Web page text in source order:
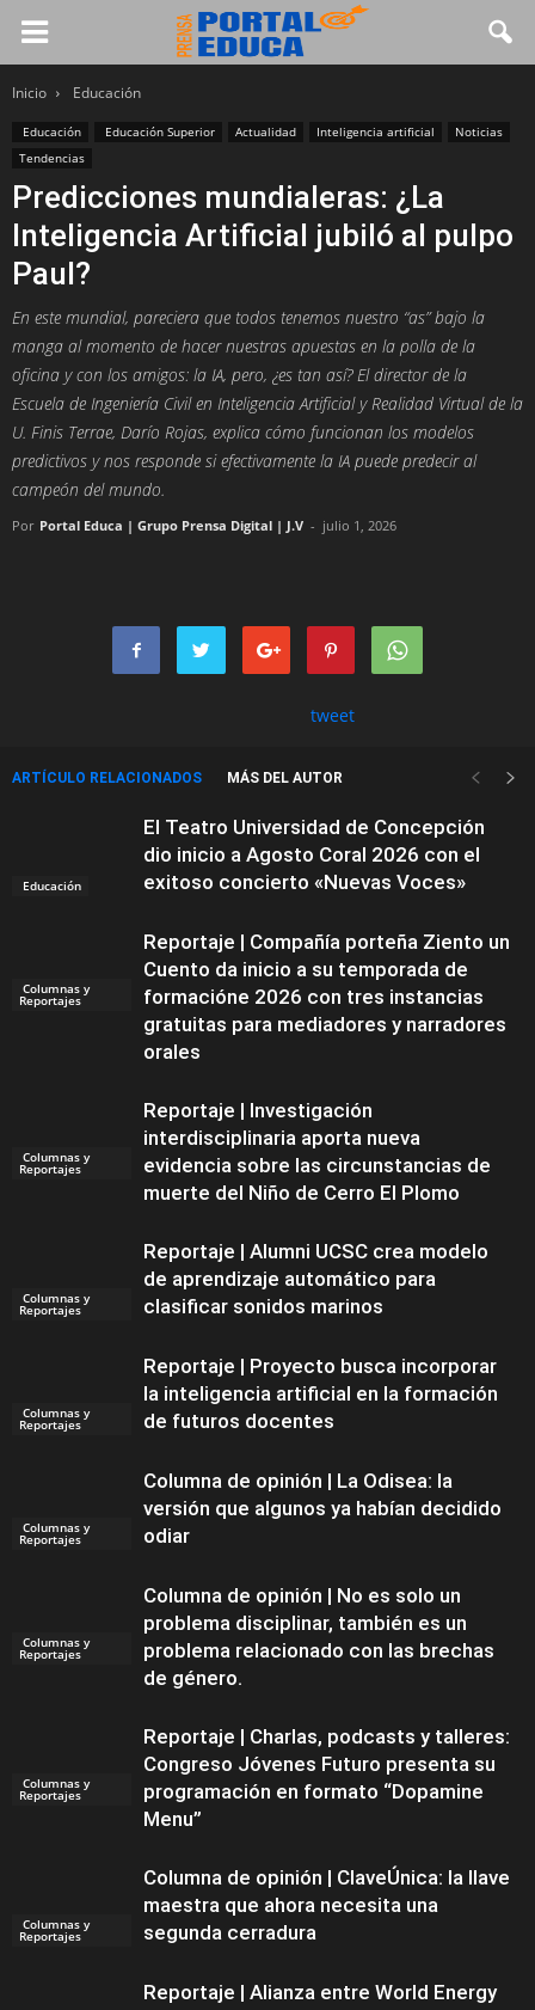
Inicio Educación
Educación Educación Superior Actualidad Inteligencia artificial
Noticias
Tendencias
Predicciones mundialeras: ¿La
Inteligencia Artificial jubiló al pulpo
Paul?
En este mundial, pareciera que todos tenemos nuestro “as” bajo la
manga al momento de hacer nuestras apuestas en la polla de la
oficina y con los amigos: la IA, pero, ¿es tan así? El director de la
Escuela de Ingeniería Civil en Inteligencia Artificial y Realidad Virtual de la
U. Finis Terrae, Darío Rojas, explica cómo funcionan los modelos
predictivos y nos responde si efectivamente la IA puede predecir al
campeón del mundo.
Por Portal Educa | Grupo Prensa Digital | J.V - julio 1, 2026
tweet
ARTÍCULO RELACIONADOS MÁS DEL AUTOR
Educación
El Teatro Universidad de Concepción
dio inicio a Agosto Coral 2026 con el
exitoso concierto «Nuevas Voces»
Columnas y
Reportajes
Reportaje | Compañía porteña Ziento un
Cuento da inicio a su temporada de
formacióne 2026 con tres instancias
gratuitas para mediadores y narradores
orales
Columnas y
Reportajes
Reportaje | Investigación
interdisciplinaria aporta nueva
evidencia sobre las circunstancias de
muerte del Niño de Cerro El Plomo
Columnas y
Reportajes
Reportaje | Alumni UCSC crea modelo
de aprendizaje automático para
clasificar sonidos marinos
Columnas y
Reportajes
Reportaje | Proyecto busca incorporar
la inteligencia artificial en la formación
de futuros docentes
Columnas y
Reportajes
Columna de opinión | La Odisea: la
versión que algunos ya habían decidido
odiar
Columnas y
Reportajes
Columna de opinión | No es solo un
problema disciplinar, también es un
problema relacionado con las brechas
de género.
Columnas y
Reportajes
Reportaje | Charlas, podcasts y talleres:
Congreso Jóvenes Futuro presenta su
programación en formato “Dopamine
Menu”
Columnas y
Reportajes
Columna de opinión | ClaveÚnica: la llave
maestra que ahora necesita una
segunda cerradura
Reportaje | Alianza entre World Energy